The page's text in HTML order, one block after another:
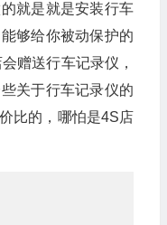
就是就是安装行车
够给你被动保护的
赠送行车记录仪，
关于行车记录仪的
比的，哪怕是4S店